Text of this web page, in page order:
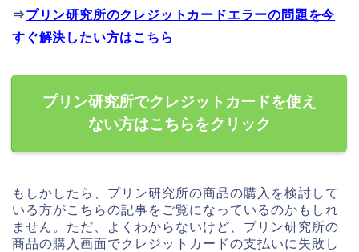
⇒プリン研究所のクレジットカードエラーの問題を今
すぐ解決したい方はこちら
プリン研究所でクレジットカードを使え
ない方はこちらをクリック
もしかしたら、プリン研究所の商品の購入を検討して
いる方がこちらの記事をご覧になっているのかもしれ
ません。ただ、よくわからないけど、プリン研究所の
商品の購入画面でクレジットカードの支払いに失敗し